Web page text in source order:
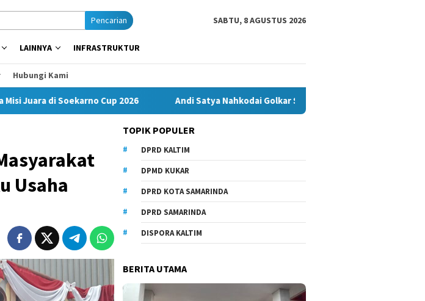
Pencarian SABTU, 8 AGUSTUS 2026
LAINNYA INFRASTRUKTUR
Hubungi Kami
Soekarno Cup 2026 Andi Satya Nahkodai Golkar Samarinda, Fokus Kerja Dulu: Soal Pilwali,
Usaha
TOPIK POPULER
DPRD KALTIM
DPMD KUKAR
DPRD KOTA SAMARINDA
DPRD SAMARINDA
DISPORA KALTIM
BERITA UTAMA